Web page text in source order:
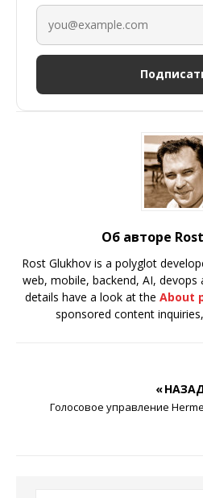
Об авторе
Rost Glukhov is a polyglot
web, mobile, backend, AI,
details have a look at the About
sponsored content
«
Голосовое управление